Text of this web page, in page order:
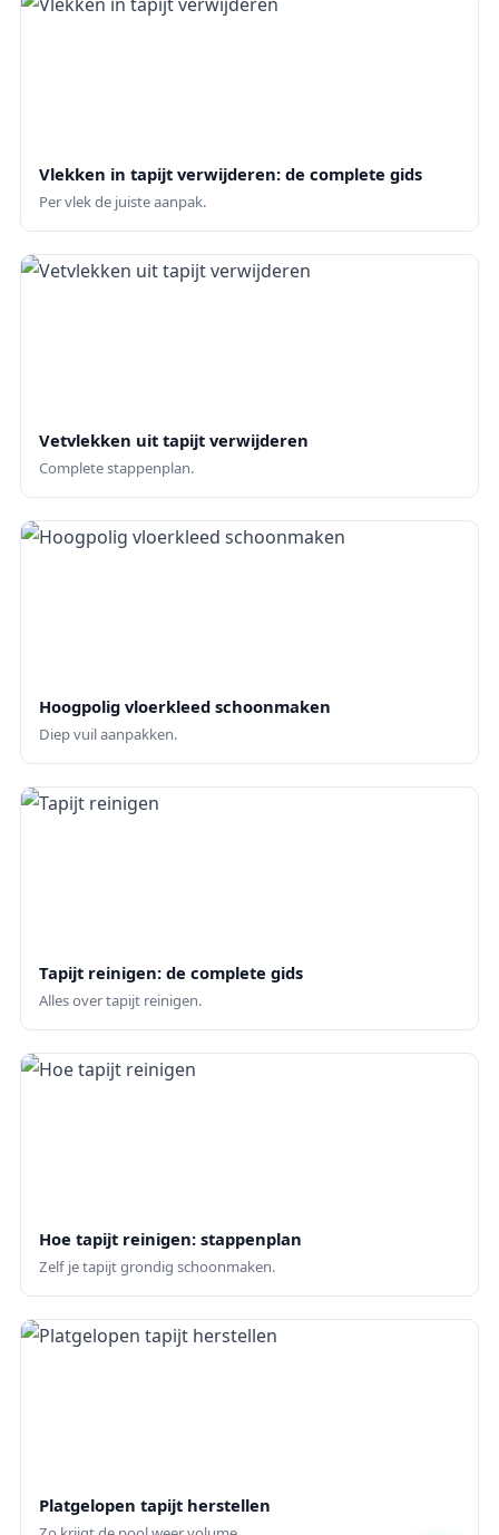
Vlekken in tapijt verwijderen: de complete gids
Per vlek de juiste aanpak.
Vetvlekken uit tapijt verwijderen
Complete stappenplan.
Hoogpolig vloerkleed schoonmaken
Diep vuil aanpakken.
Tapijt reinigen: de complete gids
Alles over tapijt reinigen.
Hoe tapijt reinigen: stappenplan
Zelf je tapijt grondig schoonmaken.
Platgelopen tapijt herstellen